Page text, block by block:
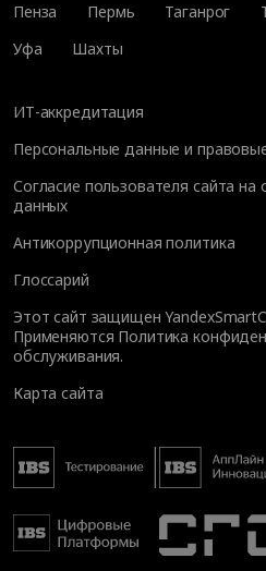
Пенза
Пермь Таганрог
Уфа
Шахты
ИТ-аккредитация
Персональные данные и
Согласие пользователя сайта
данных
Антикоррупционная политика
Глоссарий
Этот сайт защищен
Применяются Политика
обслуживания.
Карта сайта